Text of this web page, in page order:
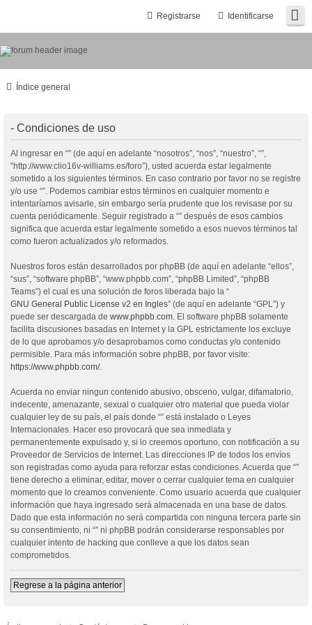
Identificarse
Registrarse
Índice general
- Condiciones de uso
Al ingresar en “” (de aquí en adelante “nosotros”, “nos”, “nuestro”, “”,
“http://www.clio16v-williams.es/foro”), usted acuerda estar legalmente
sometido a los siguientes términos. En caso contrario por favor no se registre
y/o use “”. Podemos cambiar estos términos en cualquier momento e
intentaríamos avisarle, sin embargo sería prudente que los revisase por su
cuenta periódicamente. Seguir registrado a “” después de esos cambios
significa que acuerda estar legalmente sometido a esos nuevos términos tal
como fueron actualizados y/o reformados.
Nuestros foros están desarrollados por phpBB (de aquí en adelante “ellos”,
“sus”, “software phpBB”, “www.phpbb.com”, “phpBB Limited”, “phpBB
Teams”) el cual es una solución de foros liberada bajo la “
GNU General Public License v2 en Ingles” (de aquí en adelante “GPL”) y
puede ser descargada de www.phpbb.com. El software phpBB solamente
facilita discusiones basadas en Internet y la GPL estrictamente los excluye
de lo que aprobamos y/o desaprobamos como conductas y/o contenido
permisible. Para más información sobre phpBB, por favor visite:
https://www.phpbb.com/.
Acuerda no enviar ningun contenido abusivo, obsceno, vulgar, difamatorio,
indecente, amenazante, sexual o cualquier otro material que pueda violar
cualquier ley de su país, el país donde “” está instalado o Leyes
Internacionales. Hacer eso provocará que sea inmediata y
permanentemente expulsado y, si lo creemos oportuno, con notificación a su
Proveedor de Servicios de Internet. Las direcciones IP de todos los envíos
son registradas como ayuda para reforzar estas condiciones. Acuerda que “”
tiene derecho a eliminar, editar, mover o cerrar cualquier tema en cualquier
momento que lo creamos conveniente. Como usuario acuerda que cualquier
información que haya ingresado será almacenada en una base de datos.
Dado que esta información no será compartida con ninguna tercera parte sin
su consentimiento, ni “” ni phpBB podrán considerarse responsables por
cualquier intento de hacking que conlleve a que los datos sean
comprometidos.
Regrese a la página anterior